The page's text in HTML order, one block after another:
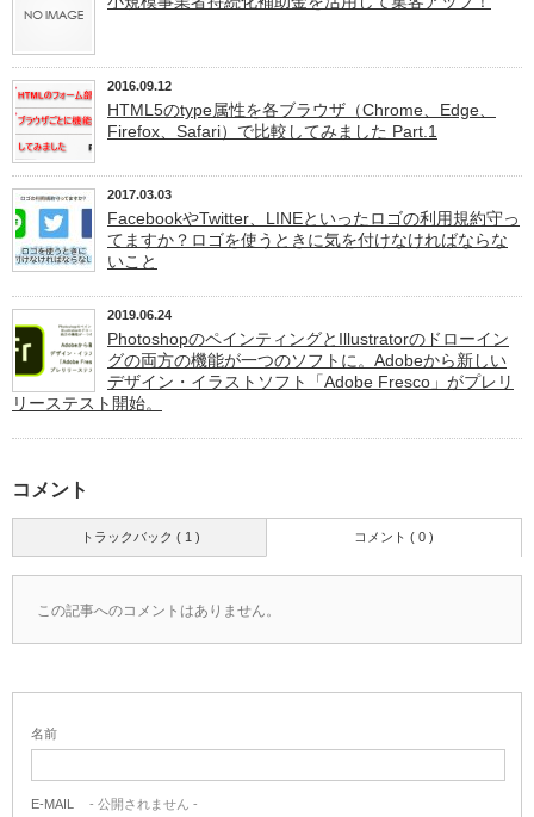
2016.09.12
HTML5のtype属性を各ブラウザ（Chrome、Edge、
Firefox、Safari）で比較してみました Part.1
2017.03.03
FacebookやTwitter、LINEといったロゴの利用規約守っ
てますか？ロゴを使うときに気を付けなければならな
いこと
2019.06.24
PhotoshopのペインティングとIllustratorのドローイン
グの両方の機能が一つのソフトに。Adobeから新しい
デザイン・イラストソフト「Adobe Fresco」がプレリ
リーステスト開始。
コメント
トラックバック ( 1 ) コメント ( 0 )
この記事へのコメントはありません。
名前
E-MAIL - 公開されません -